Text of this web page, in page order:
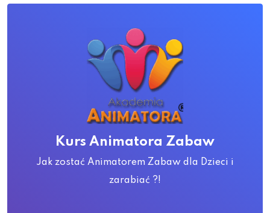
Kurs Animatora Zabaw
Jak zostać Animatorem Zabaw dla Dzieci i
zarabiać ?!